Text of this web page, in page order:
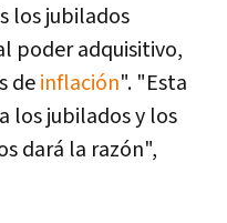
los jubilados
poder adquisitivo,
deinflación". "Esta
los jubilados y los
dará la razón",